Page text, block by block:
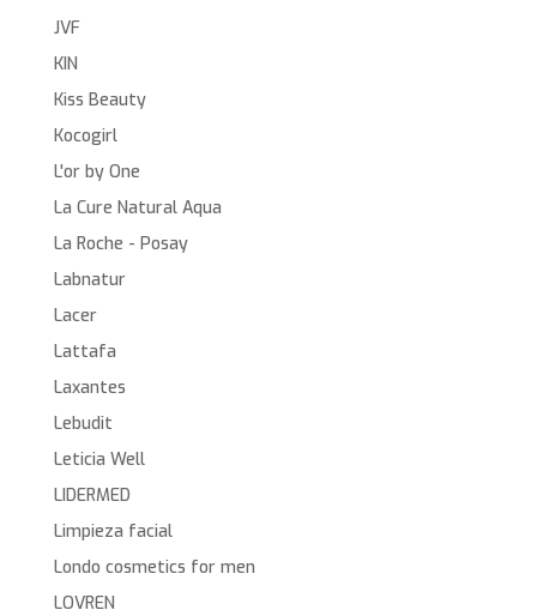
JVF
KIN
Kiss Beauty
Kocogirl
L'or by One
La Cure Natural Aqua
La Roche - Posay
Labnatur
Lacer
Lattafa
Laxantes
Lebudit
Leticia Well
LIDERMED
Limpieza facial
Londo cosmetics for men
LOVREN